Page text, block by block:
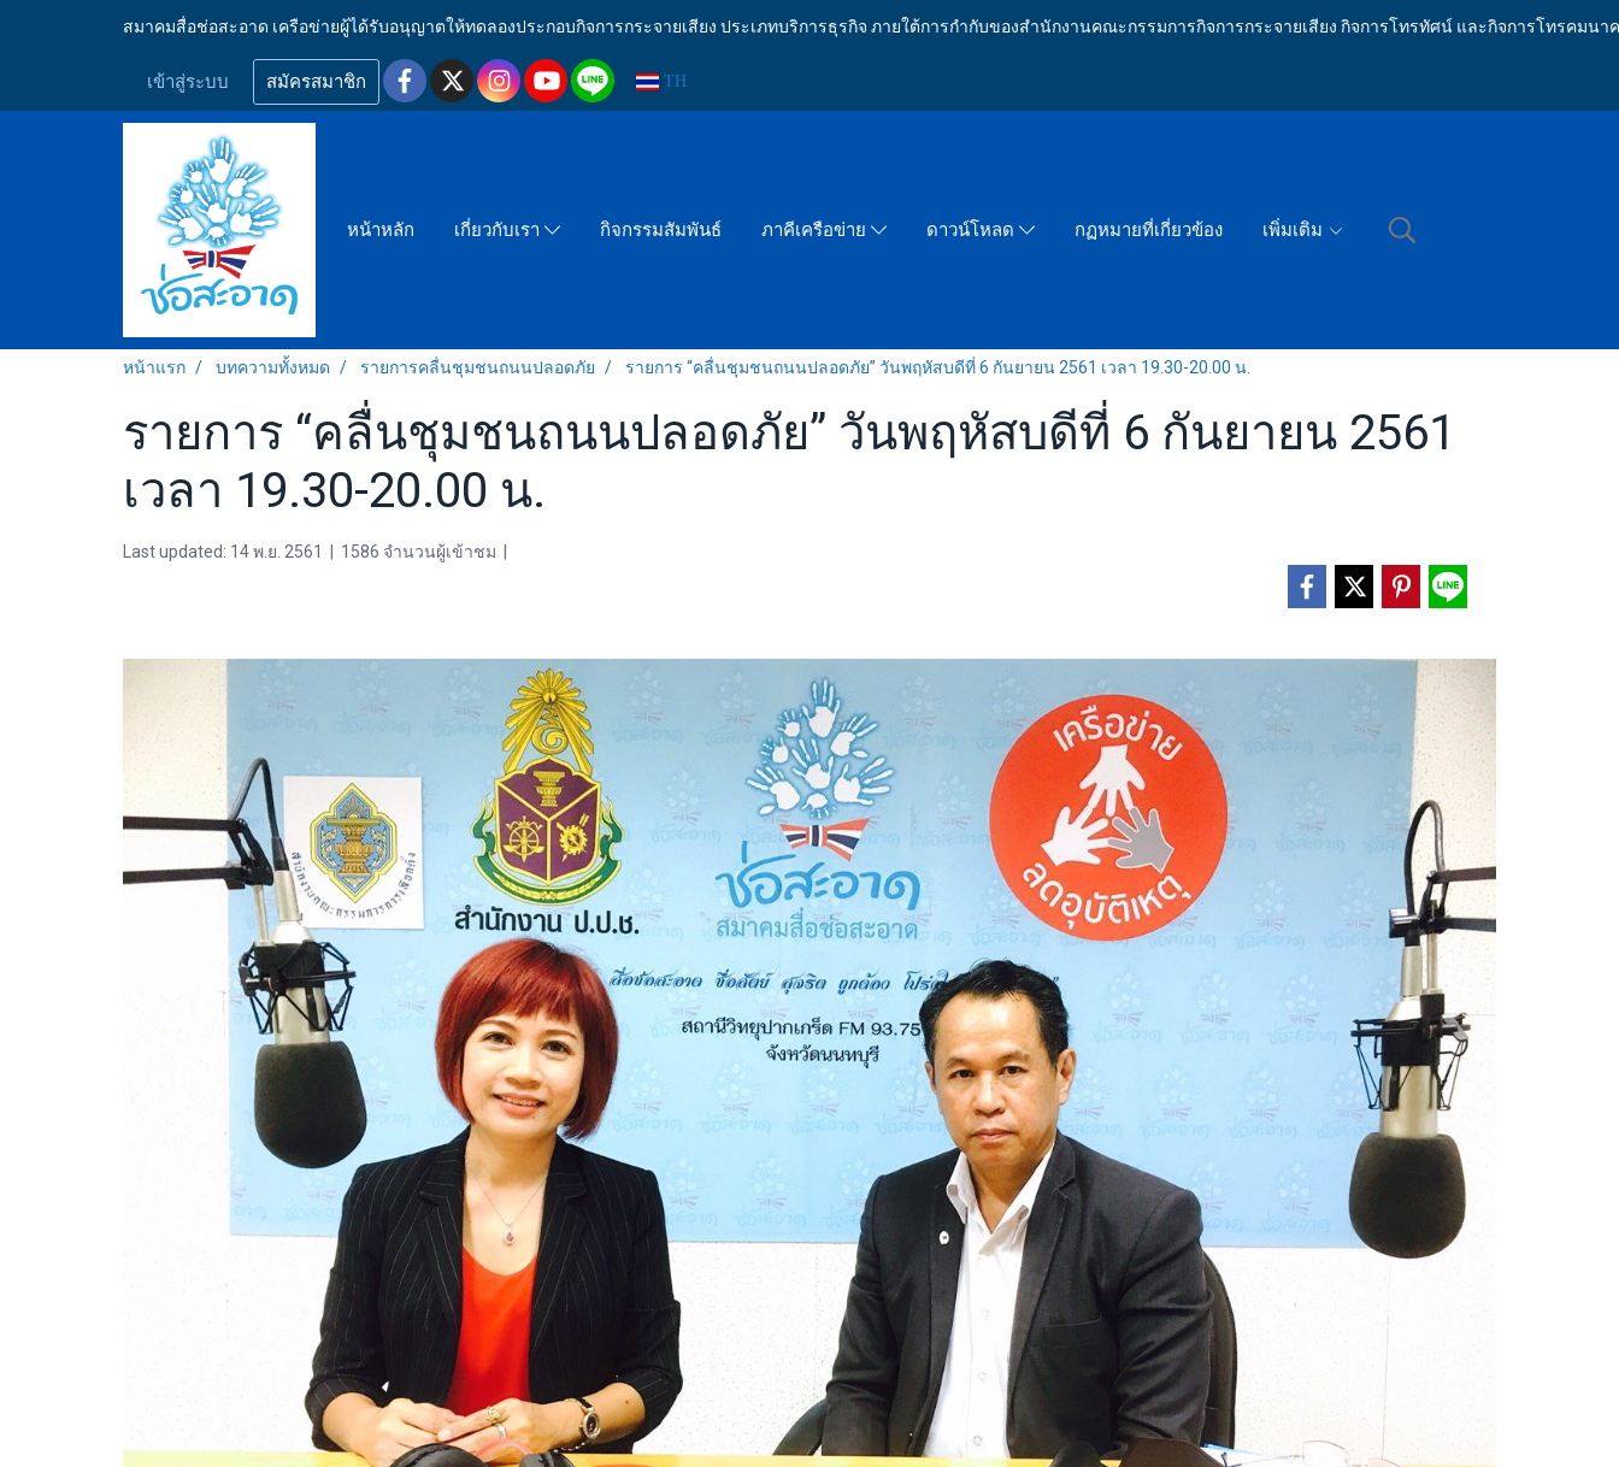
สมาคมสื่อช่อสะอาด เครือข่ายผู้ได้รับอนุญาตให้ทดลองประกอบกิจการกระจายเสียง ประเภทบริการธุรกิจ ภายใต้การกำกับของสำนักงานคณะกรรมการกิจการกระจายเสียง กิจการโทรทัศน์ และกิจการโทรคมนา
เข้าสู่ระบบ สมัครสมาชิก TH
หน้าหลัก เกี่ยวกับเรา กิจกรรมสัมพันธ์ ภาคีเครือข่าย ดาวน์โหลด กฏหมายที่เกี่ยวข้อง เพิ่มเติม
หน้าแรก บทความทั้งหมด รายการคลื่นชุมชนถนนปลอดภัย รายการ “คลื่นชุมชนถนนปลอดภัย” วันพฤหัสบดีที่ 6 กันยายน 2561 เวลา 19.30-20.00 น.
รายการ “คลื่นชุมชนถนนปลอดภัย” วันพฤหัสบดีที่ 6 กันยายน 2561
เวลา 19.30-20.00 น.
Last updated: 14 พ.ย. 2561 1586 จำนวนผู้เข้าชม